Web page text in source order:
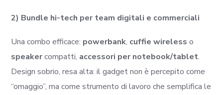
2) Bundle hi-tech per team digitali e commerciali
Una combo efficace: powerbank, cuffie wireless o
speakercompatti, accessori per notebook/tablet.
Design sobrio, resa alta: il gadget non è percepito come
“omaggio”, ma come strumento di lavoro che semplifica le